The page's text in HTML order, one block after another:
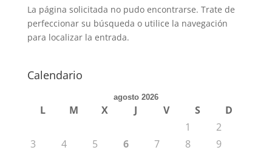
La página solicitada no pudo encontrarse. Trate de
perfeccionar su búsqueda o utilice la navegación
para localizar la entrada.
Calendario
agosto 2026
L M X J V S
D
1
2
3
4 5 6 7 8
9